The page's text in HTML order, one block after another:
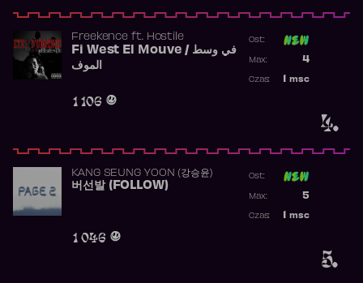
4.
Freekence ft. Hostile
Fi West El Mouve / في وسط
الموف
1 106
Ost:
4
Max:
msc
Czas:
5.
KANG SEUNG YOON (강승윤)
버선발 (FOLLOW)
1 046
Ost:
5
Max:
msc
Czas: